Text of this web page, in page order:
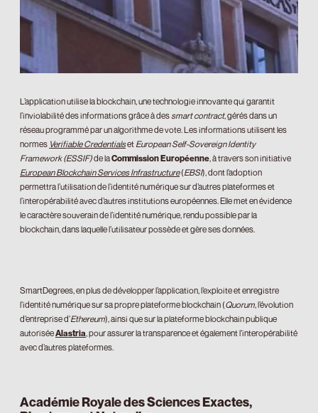
L’application utilise la blockchain, une technologie innovante qui garantit
l’inviolabilité des informations grâce à dessmart contract, gérés dans un
réseau programmé par un algorithme de vote. Les informations utilisent les
normes Verifiable Credentialset European Self-Sovereign Identity
Framework (ESSIF)de laCommission Européenne, à travers son initiative
European Blockchain Services Infrastructure(EBSI), dont l’adoption
permettra l’utilisation de l’identité numérique sur d’autres plateformes et
l’interopérabilité avec d’autres institutions européennes. Elle met en évidence
le caractère souverain de l’identité numérique, rendu possible par la
blockchain, dans laquelle l’utilisateur possède et gère ses données.
SmartDegrees, en plus de développer l’application, l’exploite et enregistre
l’identité numérique sur sa propre plateforme blockchain (Quorum, l’évolution
d’entreprise d’Ethereum), ainsi que sur la plateforme blockchain publique
autoriséeAlastria, pour assurer la transparence et également l’interopérabilité
avec d’autres plateformes.
Académie Royale des Sciences Exactes,